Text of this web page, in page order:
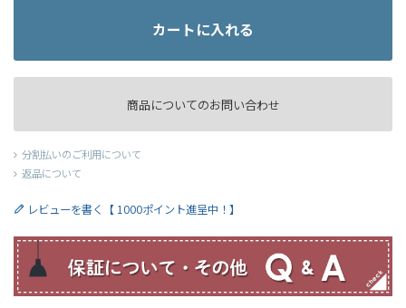
カートに入れる
商品についてのお問い合わせ
分割払いのご利用について
返品について
レビューを書く【 1000ポイント進呈中！】